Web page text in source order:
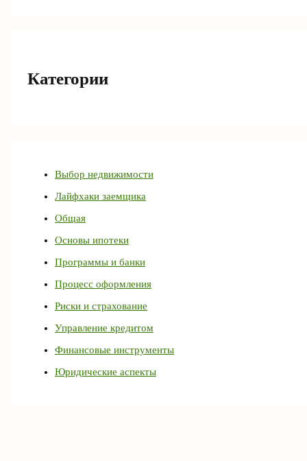
Категории
Выбор недвижимости
Лайфхаки заемщика
Общая
Основы ипотеки
Программы и банки
Процесс оформления
Риски и страхование
Управление кредитом
Финансовые инструменты
Юридические аспекты